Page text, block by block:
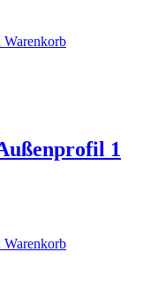
Warenkorb
1
Warenkorb